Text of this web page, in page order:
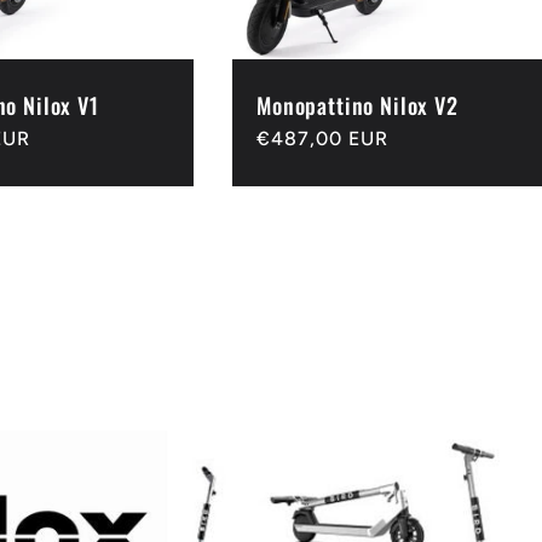
Nilox V1 Monopattino Nilox V2
Prezzo
€487,00 EUR